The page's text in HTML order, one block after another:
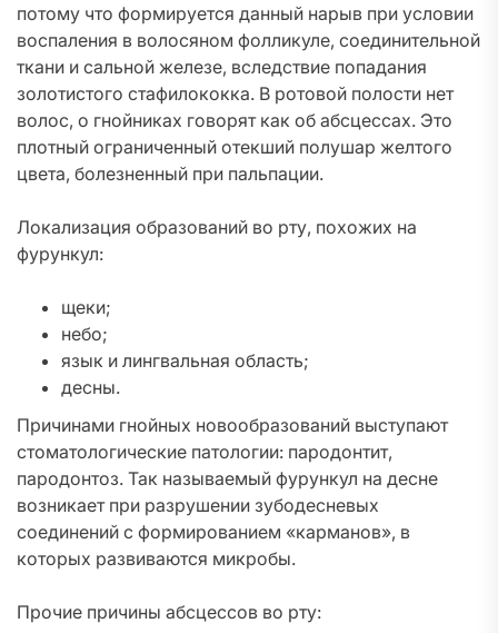
потому что формируется данный нарыв при условии
воспаления в волосяном фолликуле, соединительной
ткани и сальной железе, вследствие попадания
золотистого стафилококка. В ротовой полости нет
волос, о гнойниках говорят как об абсцессах. Это
плотный ограниченный отекший полушар желтого
цвета, болезненный при пальпации.
Локализация образований во рту, похожих на
фурункул:
щеки;
небо;
язык и лингвальная область;
десны.
Причинами гнойных новообразований выступают
стоматологические патологии: пародонтит,
пародонтоз. Так называемый фурункул на десне
возникает при разрушении зубодесневых
соединений с формированием «карманов», в
которых развиваются микробы.
Прочие причины абсцессов во рту: